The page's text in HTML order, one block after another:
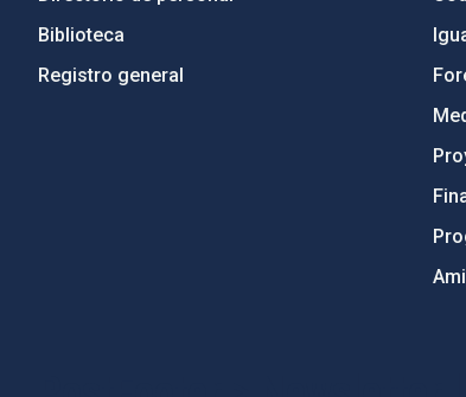
Biblioteca
Registro general